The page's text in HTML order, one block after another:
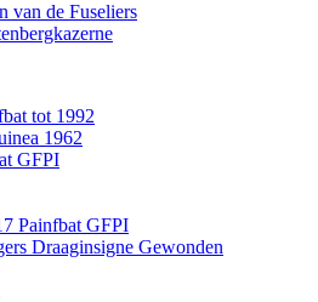
van de Fuseliers
tot 1992
1962
GFPI
Painfbat GFPI
Draaginsigne Gewonden